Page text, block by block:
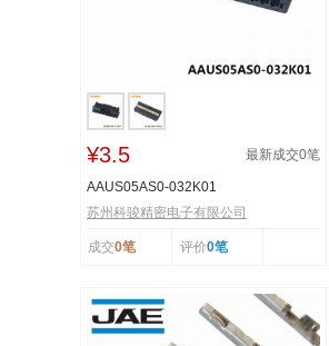
¥3.5 最新成交0笔
AAUS05AS0-032K01
苏州科骏精密电子有限公司
成交0笔 评价0笔